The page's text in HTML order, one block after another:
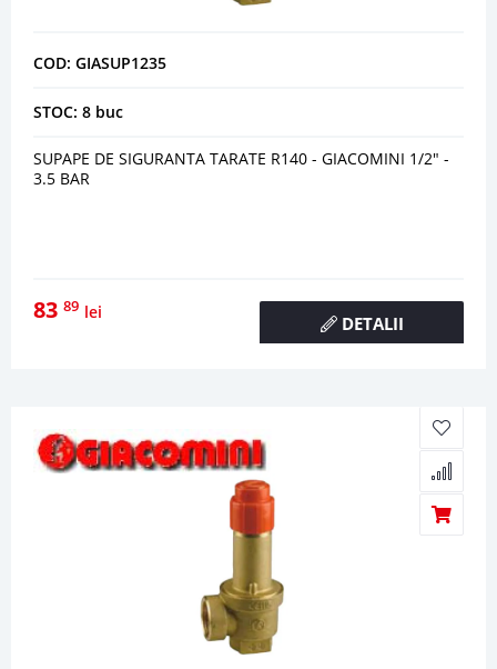
COD: GIASUP1235
STOC: 8 buc
SUPAPE DE SIGURANTA TARATE R140 - GIACOMINI 1/2" -
3.5 BAR
83 89 lei
DETALII